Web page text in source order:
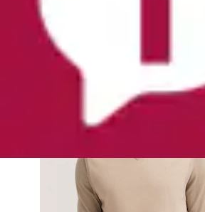
bugatti
Ursprünglicher Preis
Aktueller Preis